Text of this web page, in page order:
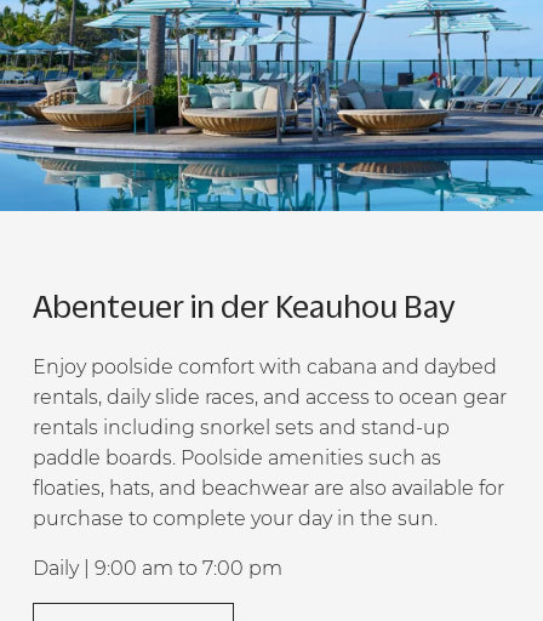
Abenteuer in der Keauhou Bay
Enjoy poolside comfort with cabana and daybed
rentals, daily slide races, and access to ocean gear
rentals including snorkel sets and stand-up
paddle boards. Poolside amenities such as
floaties, hats, and beachwear are also available for
purchase to complete your day in the sun.
Daily | 9:00 am to 7:00 pm